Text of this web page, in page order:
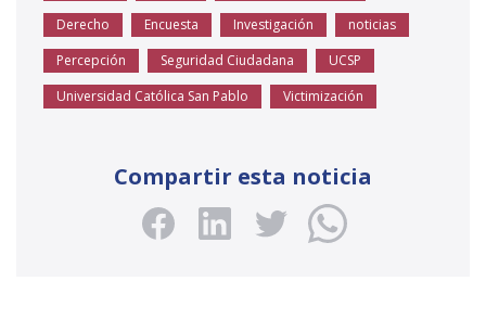
Derecho
Encuesta Investigación
noticias
Percepción
Seguridad Ciudadana
UCSP
Universidad Católica San Pablo
Victimización
Compartir esta noticia